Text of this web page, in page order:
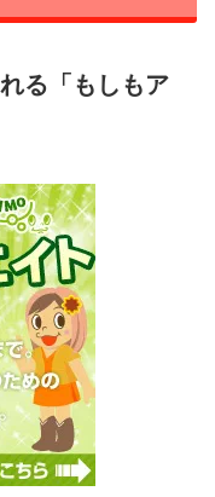
る「もしもア